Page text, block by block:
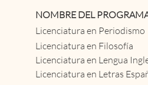
NOMBRE DEL
Licenciatura en Periodismo
Licenciatura en Filosofía
Licenciatura en Lengua
Licenciatura en Letras